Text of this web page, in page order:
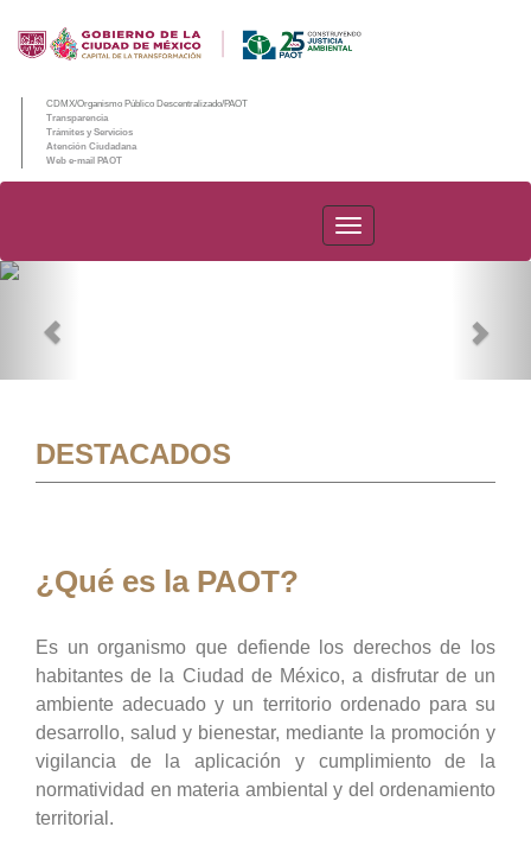
CDMX/Organismo Público Descentralizado/PAOT
Transparencia
Trámites y Servicios
Atención Ciudadana
Web e-mail PAOT
PAOT
DESTACADOS
¿Qué es la PAOT?
Es un organismo que defiende los derechos de los
habitantes de la Ciudad de México, a disfrutar de un
ambiente adecuado y un territorio ordenado para su
desarrollo, salud y bienestar, mediante la promoción y
vigilancia de la aplicación y cumplimiento de la
normatividad en materia ambiental y del ordenamiento
territorial.